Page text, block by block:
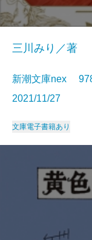
三川みり／著
新潮文庫nex
2021/11/27
文庫電子書籍あり